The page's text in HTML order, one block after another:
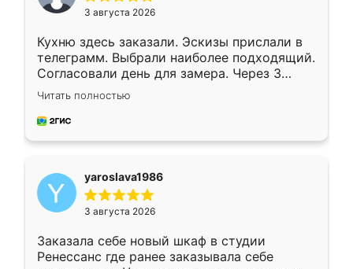
3 августа 2026
Кухню здесь заказали. Эскизы прислали в
телеграмм. Выбрали наиболее подходящий.
Согласовали день для замера. Через 3
недели кухня была уже готова. Остались
довольны работой. Спасибо Ренессанс
мебель за качественную работу!
Читать полностью
yaroslava1986
3 августа 2026
Заказала себе новый шкаф в студии
Ренессанс где ранее заказывала себе